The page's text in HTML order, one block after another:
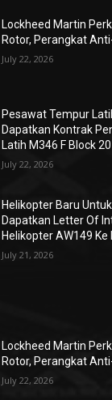
Lockheed Martin
Rotor, Perangkat
July 22, 2026
Pesawat Tempur
Dapatkan Kontrak
Latih M346 F Block
July 22, 2026
Helikopter Baru
Dapatkan Letter Of
Helikopter AW149 Ke
July 21, 2026
Lockheed Martin
Rotor, Perangkat
July 22, 2026